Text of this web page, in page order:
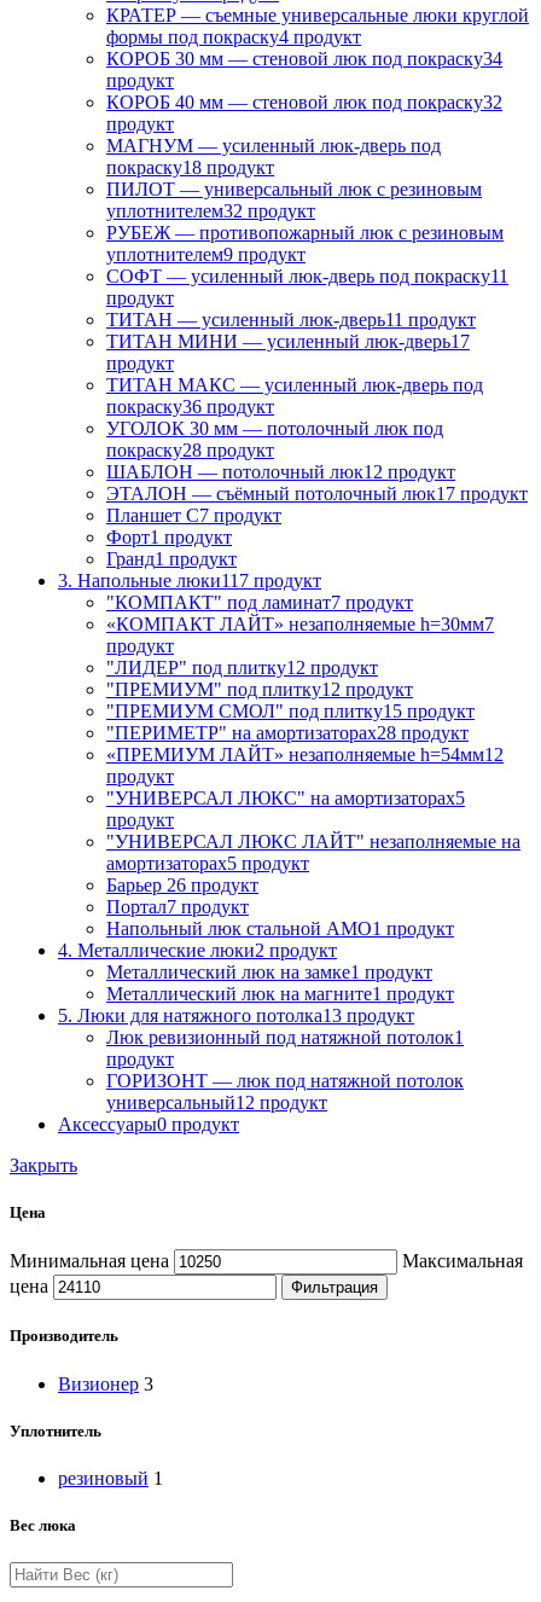
КРАТЕР — съемные универсальные люки круглой
формы под покраску4 продукт
КОРОБ 30 мм — стеновой люк под покраску34
продукт
КОРОБ 40 мм — стеновой люк под покраску32
продукт
МАГНУМ — усиленный люк-дверь под
покраску18 продукт
ПИЛОТ — универсальный люк с резиновым
уплотнителем32 продукт
РУБЕЖ — противопожарный люк с резиновым
уплотнителем9 продукт
СОФТ — усиленный люк-дверь под покраску11
продукт
ТИТАН — усиленный люк-дверь11 продукт
ТИТАН МИНИ — усиленный люк-дверь17
продукт
ТИТАН МАКС — усиленный люк-дверь под
покраску36 продукт
УГОЛОК 30 мм — потолочный люк под
покраску28 продукт
ШАБЛОН — потолочный люк12 продукт
ЭТАЛОН — съёмный потолочный люк17 продукт
Планшет С7 продукт
Форт1 продукт
Гранд1 продукт
3. Напольные люки117 продукт
"КОМПАКТ" под ламинат7 продукт
«КОМПАКТ ЛАЙТ» незаполняемые h=30мм7
продукт
"ЛИДЕР" под плитку12 продукт
"ПРЕМИУМ" под плитку12 продукт
"ПРЕМИУМ СМОЛ" под плитку15 продукт
"ПЕРИМЕТР" на амортизаторах28 продукт
«ПРЕМИУМ ЛАЙТ» незаполняемые h=54мм12
продукт
"УНИВЕРСАЛ ЛЮКС" на амортизаторах5
продукт
"УНИВЕРСАЛ ЛЮКС ЛАЙТ" незаполняемые на
амортизаторах5 продукт
Барьер 26 продукт
Портал7 продукт
Напольный люк стальной АМО1 продукт
4. Металлические люки2 продукт
Металлический люк на замке1 продукт
Металлический люк на магните1 продукт
5. Люки для натяжного потолка13 продукт
Люк ревизионный под натяжной потолок1
продукт
ГОРИЗОНТ — люк под натяжной потолок
универсальный12 продукт
Аксессуары0 продукт
Закрыть
Цена
Минимальная цена
Максимальная
цена
Фильтрация
Производитель
Визионер 3
Уплотнитель
резиновый 1
Вес люка